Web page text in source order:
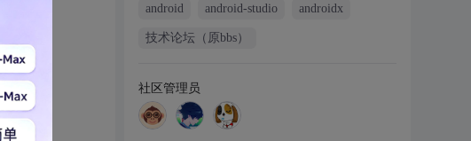
android android-studio androidx
技术论坛（原bbs）
社区管理员